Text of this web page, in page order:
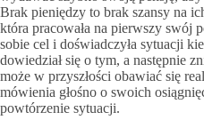
Brak pieniędzy to brak szansy na
która pracowała na pierwszy swój
sobie cel i doświadczyła sytuacji
dowiedział się o tym, a następnie
może w przyszłości obawiać się
mówienia głośno o swoich
powtórzenie sytuacji.